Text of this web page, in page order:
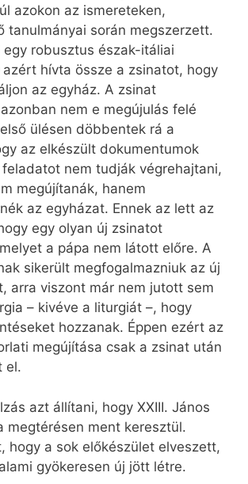
azokon az ismereteken,
tanulmányai során megszerzett.
egy robusztus észak-itáliai
hívta össze a zsinatot, hogy
az egyház. A zsinat
nem e megújulás felé
ülésen döbbentek rá a
az elkészült dokumentumok
nem tudják végrehajtani,
megújítanák, hanem
az egyházat. Ennek az lett az
egy olyan új zsinatot
a pápa nem látott előre. A
sikerült megfogalmazniuk az új
arra viszont már nem jutott sem
– kivéve a liturgiát –, hogy
hozzanak. Éppen ezért az
megújítása csak a zsinat után
el.
azt állítani, hogy XXIII. János
megtérésen ment keresztül.
hogy a sok előkészület elveszett,
gyökeresen új jött létre.